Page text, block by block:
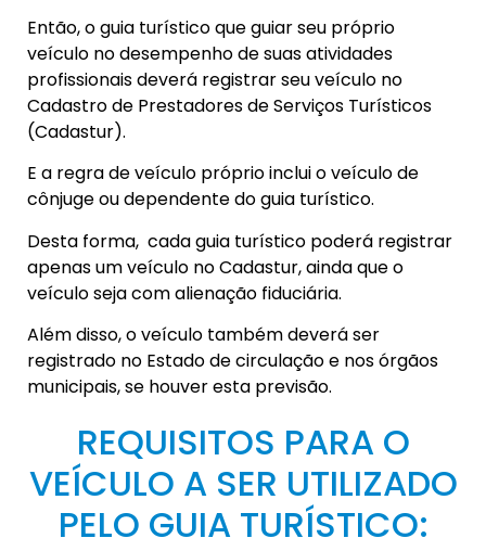
Então, o guia turístico que guiar seu próprio
veículo no desempenho de suas atividades
profissionais deverá registrar seu veículo no
Cadastro de Prestadores de Serviços Turísticos
(Cadastur).
E a regra de veículo próprio inclui o veículo de
cônjuge ou dependente do guia turístico.
Desta forma, cada guia turístico poderá registrar
apenas um veículo no Cadastur, ainda que o
veículo seja com alienação fiduciária.
Além disso, o veículo também deverá ser
registrado no Estado de circulação e nos órgãos
municipais, se houver esta previsão.
REQUISITOS PARA O
VEÍCULO A SER UTILIZADO
PELO GUIA TURÍSTICO: